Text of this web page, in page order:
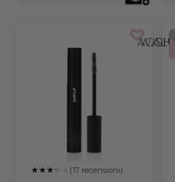
(17 recensioni)
AGGIUNGI ALLA